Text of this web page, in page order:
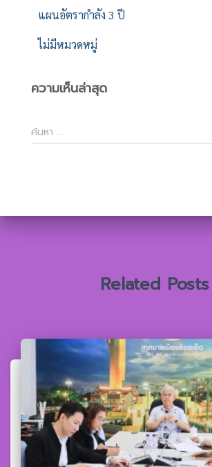
แผนอัตรากำลัง 3 ปี
ไม่มีหมวดหมู่
ความเห็นล่าสุด
ค้
น
ห
ค้นหา …
Related Posts